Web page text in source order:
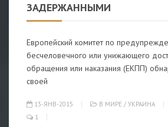
ЗАДЕРЖАННЫМИ
Европейский комитет по
бесчеловечного или унижающего
обращения или наказания (ЕКПП)
своей
13-ЯНВ-2015 В МИРЕ / УКРАИНА
1